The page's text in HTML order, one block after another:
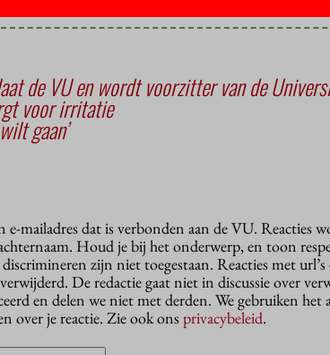
de VU en wordt voorzitter van de
voor irritatie
gaan’
e-mailadres dat is verbonden aan de VU. Reacties
Houd je bij het onderwerp, en toon
zijn niet toegestaan. Reacties met
De redactie gaat niet in discussie over
en delen we niet met derden. We gebruiken het
over je reactie. Zie ook onsprivacybeleid.